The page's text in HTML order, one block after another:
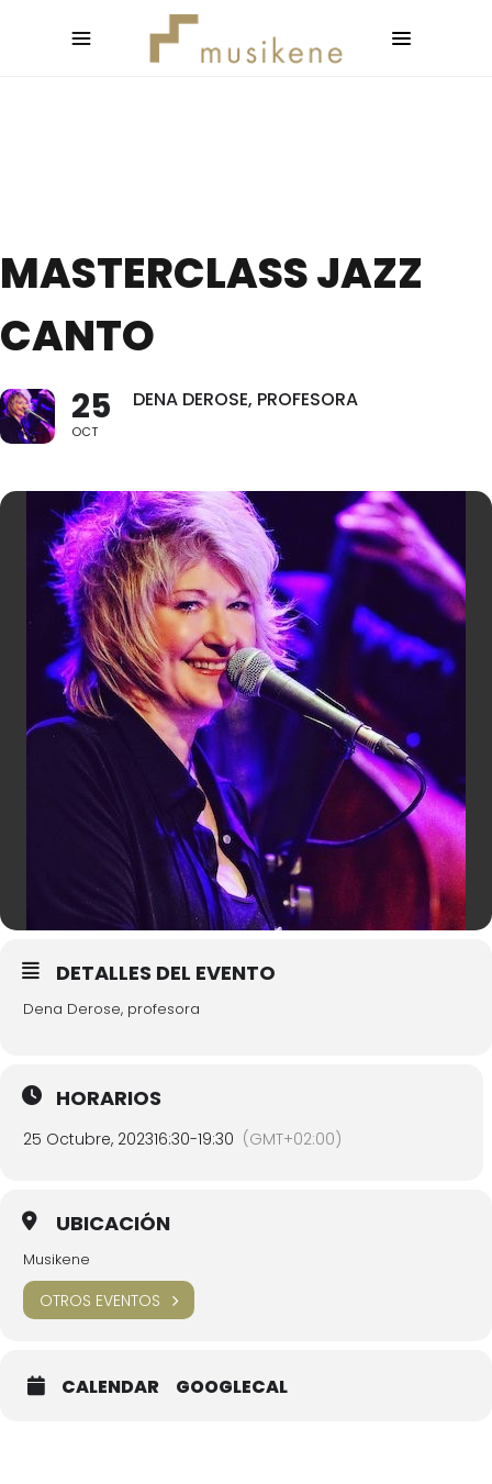
MASTERCLASS JAZZ
CANTO
25
OCT
DENA DEROSE, PROFESORA
DETALLES DEL EVENTO
Dena Derose, profesora
HORARIOS
25 Octubre, 202316:30-19:30 (GMT+02:00)
UBICACIÓN
Musikene
OTROS EVENTOS
CALENDAR GOOGLECAL